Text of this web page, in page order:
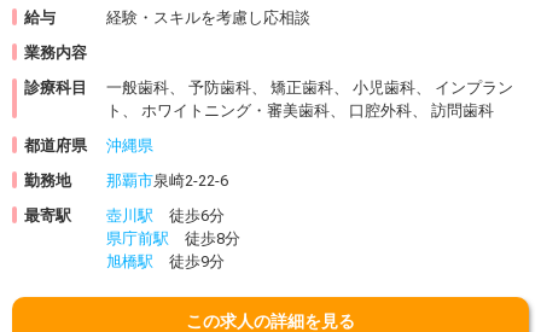
給与
経験・スキルを考慮し応相談
業務内容
診療科目
一般歯科、 予防歯科、 矯正歯科、 小児歯科、 インプラン
ト、 ホワイトニング・審美歯科、 口腔外科、 訪問歯科
都道府県
沖縄県
勤務地
那覇市泉崎2-22-6
最寄駅
壺川駅 徒歩6分
県庁前駅 徒歩8分
旭橋駅 徒歩9分
この求人の詳細を見る